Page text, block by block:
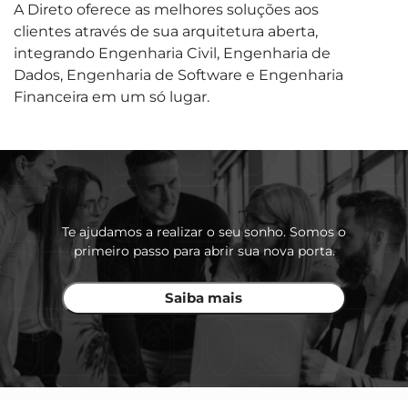
A Direto oferece as melhores soluções aos
clientes através de sua arquitetura aberta,
integrando Engenharia Civil, Engenharia de
Dados, Engenharia de Software e Engenharia
Financeira em um só lugar.
Te ajudamos a realizar o seu sonho. Somos o
primeiro passo para abrir sua nova porta.
Saiba mais